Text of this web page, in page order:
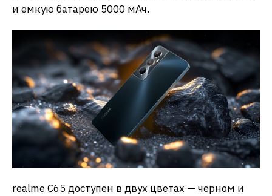
и емкую батарею 5000 мАч.
realme C65 доступен в двух цветах — черном и